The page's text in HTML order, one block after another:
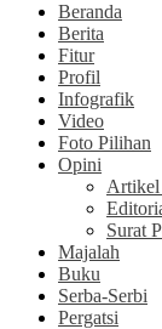
Beranda
Berita
Fitur
Profil
Infografik
Video
Foto Pilihan
Opini
Surat
Majalah
Buku
Serba-Serbi
Pergatsi